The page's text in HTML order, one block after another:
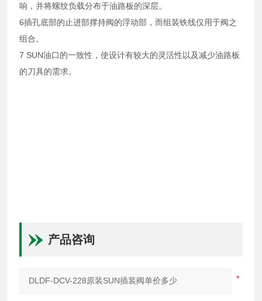
响，并将螺纹负载分布于油路板的深层。
6插孔底部的止进部撑持阀的浮动部，而组装铁线仅用于阀之
组合。
7 SUN油口的一致性，使设计有较大的灵活性以及减少油路板
的刀具的需求。
产品咨询